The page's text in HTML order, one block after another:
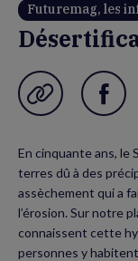
Futuremag, les
Garder en
En cinquante ans, le
terres dû à des
assèchement qui a
l’érosion. Sur notre
connaissent cette
personnes y